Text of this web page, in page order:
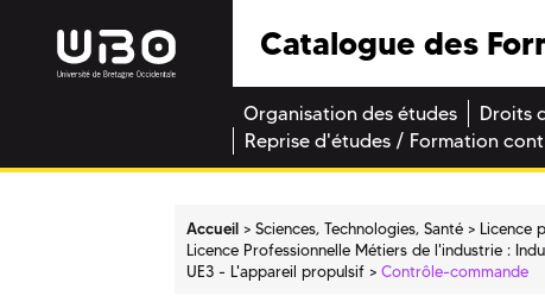
Catalogue des
Organisation des études Droits
Reprise d'études / Formation
Accueil Sciences, Technologies, Santé
Licence
Licence Professionnelle Métiers de l'industrie :
UE3 - L'appareil propulsif
Contrôle-commande